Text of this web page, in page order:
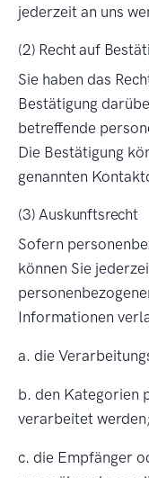
jederzeit an uns
(2) Recht auf
Sie haben das
Bestätigung
betreffende
Die Bestätigung
genannten
(3) Auskunftsrecht
Sofern
können Sie
Informationen
a. die
b. den Kategorien
verarbeitet werden;
c. die Empfänger